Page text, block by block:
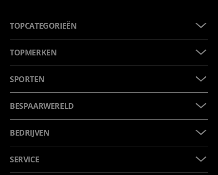
TOPCATEGORIEËN
TOPMERKEN
SPORTEN
BESPAARWERELD
BEDRIJVEN
SERVICE